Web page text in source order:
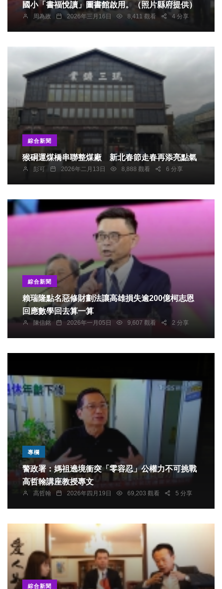
國小「書福悅讀」圖書館啟用。（照片縣府提供）
周為政 2026年三月16日 8,411 觀看 4 分享
綜合新聞
猴硐運煤橋串聯整煤廠 新北春節走春再添亮點氣
彭可 2026年二月13日 8,888 觀看 6 分享
綜合新聞
賴瑞隆點名惡修財劃法讓高雄損失逾200億柯志恩
回應數學回去算一算
陳信銘 2026年一月05日 9,607 觀看 2 分享
專欄
警政署：媽祖遶境衝突「零容忍」公權力不可挑戰
高哲翰講座教授專文
高哲翰 2026年四月19日 69,203 觀看 5 分享
綜合新聞